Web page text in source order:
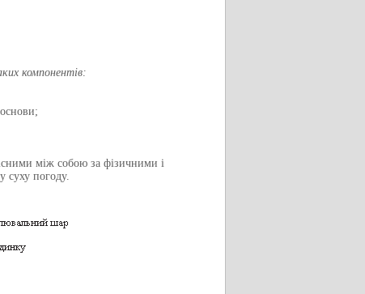
компонентів:
між собою за фізичними і
суху погоду.